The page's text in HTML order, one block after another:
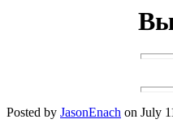
Posted by JasonEnach on July